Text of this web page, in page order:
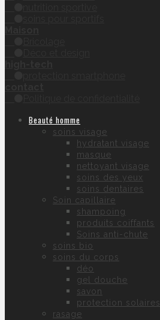
Beauté homme
soins visage
hydratant visage
masque
nettoyant visage
soins des yeux
soins dentaires
Soin capillaire
shampoing
produits coiffants
Soins anti-chute
soins bio
soins du corps
déo
gel douche
savon
protection solaires
rasage